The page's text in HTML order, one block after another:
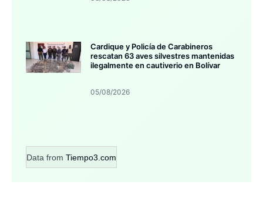
Cardique y Policía de Carabineros
rescatan 63 aves silvestres mantenidas
ilegalmente en cautiverio en Bolívar
05/08/2026
Data from Tiempo3.com